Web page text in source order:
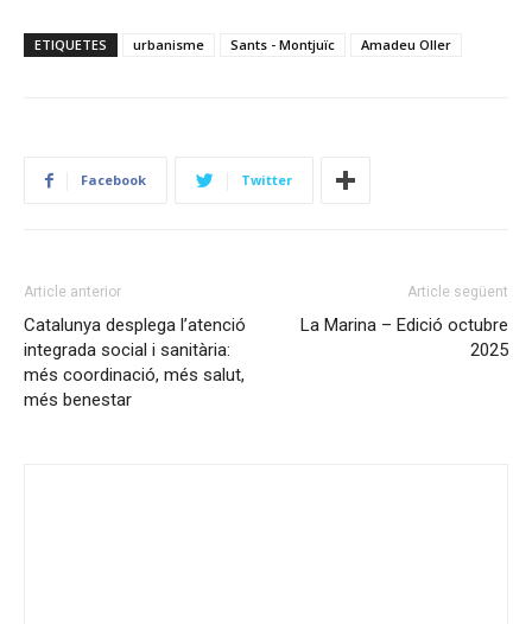
ETIQUETES urbanisme Sants - Montjuïc Amadeu Oller
Facebook Twitter
Article anterior
Catalunya desplega l’atenció
integrada social i sanitària:
més coordinació, més salut,
més benestar
Article següent
La Marina – Edició octubre
2025